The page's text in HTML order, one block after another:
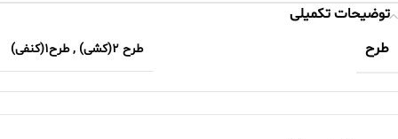
توضیحات تکمیلی
طرح
طرح ۲(کشی) ,طرح۱(کنفی)